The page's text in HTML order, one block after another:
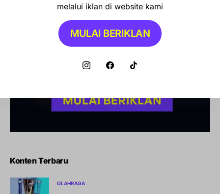
Konten Terbaru
OLAHRAGA
melalui iklan di website kami
MULAI BERIKLAN